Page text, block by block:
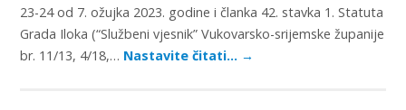
23-24 od 7. ožujka 2023. godine i članka 42. stavka 1. Statuta
Grada Iloka (“Službeni vjesnik” Vukovarsko-srijemske županije
br. 11/13, 4/18,… Nastavite čitati… →